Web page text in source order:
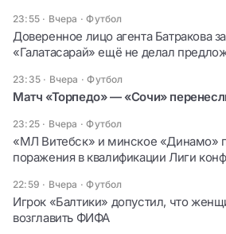
23:55 · Вчера ·Футбол
Доверенное лицо агента Батракова
«Галатасарай» ещё не делал
23:35 · Вчера ·Футбол
Матч «Торпедо» — «Сочи»
23:25 · Вчера ·Футбол
«МЛ Витебск» и минское «Динамо»
поражения в квалификации Лиги
22:59 · Вчера ·Футбол
Игрок «Балтики» допустил, что
возглавить ФИФА